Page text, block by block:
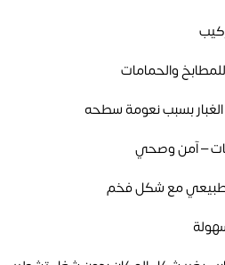
والحمامات
الغبار بسبب نعومة سطحه
– آمن وصحي
مع شكل فخم